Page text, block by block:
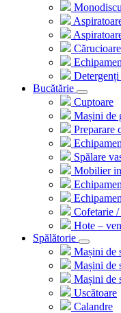
Bucătărie
Cuptoare
Mașini de
Preparare
Spălare
Mobilier
Cofetarie /
Hote –
Spălătorie
Mașini de
Mașini de
Mașini de
Uscătoare
Calandre